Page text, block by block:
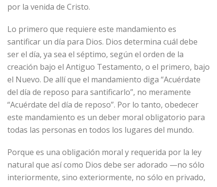
por la venida de Cristo.
Lo primero que requiere este mandamiento es
santificar un día para Dios. Dios determina cuál debe
ser el día, ya sea el séptimo, según el orden de la
creación bajo el Antiguo Testamento, o el primero, bajo
el Nuevo. De allí que el mandamiento diga “Acuérdate
del día de reposo para santificarlo”, no meramente
“Acuérdate del día de reposo”. Por lo tanto, obedecer
este mandamiento es un deber moral obligatorio para
todas las personas en todos los lugares del mundo.
Porque es una obligación moral y requerida por la ley
natural que así como Dios debe ser adorado —no sólo
interiormente, sino exteriormente, no sólo en privado,